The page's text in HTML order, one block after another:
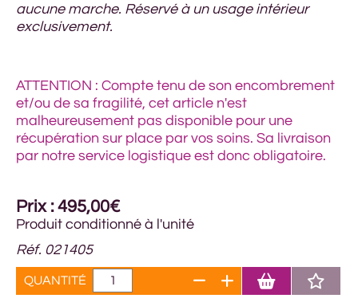
aucune marche. Réservé à un usage intérieur
exclusivement.
ATTENTION : Compte tenu de son encombrement
et/ou de sa fragilité, cet article n'est
malheureusement pas disponible pour une
récupération sur place par vos soins. Sa livraison
par notre service logistique est donc obligatoire.
Prix : 495,00€
Produit conditionné à l'unité
Réf. 021405
QUANTITÉ